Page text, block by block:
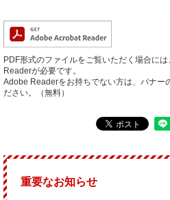
PDF形式のファイルをご覧いただく場合に
Readerが必要です。
Adobe Readerをお持ちでない方は、バナー
ださい。（無料）
重要なお知らせ